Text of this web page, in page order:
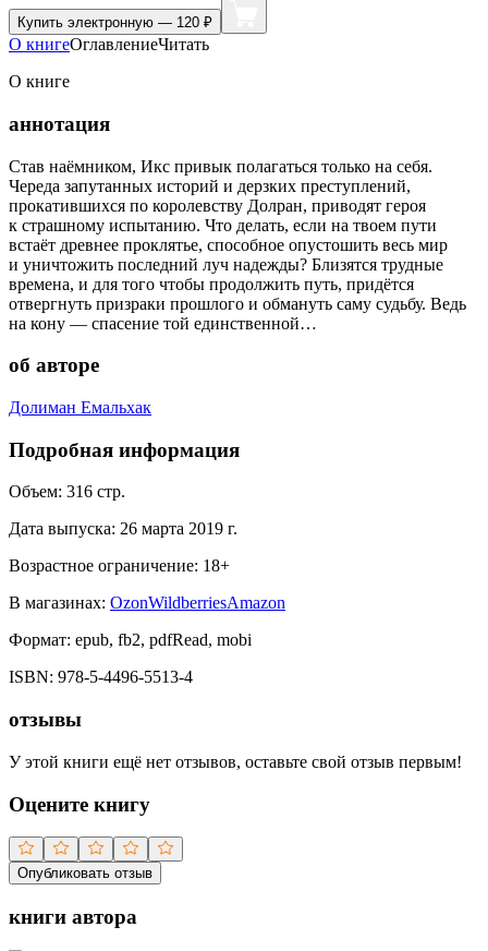
Купить электронную — 120 ₽
О книгеОглавлениеЧитать
О книге
аннотация
Став наёмником, Икс привык полагаться только на себя.
Череда запутанных историй и дерзких преступлений,
прокатившихся по королевству Долран, приводят героя
к страшному испытанию. Что делать, если на твоем пути
встаёт древнее проклятье, способное опустошить весь мир
и уничтожить последний луч надежды? Близятся трудные
времена, и для того чтобы продолжить путь, придётся
отвергнуть призраки прошлого и обмануть саму судьбу. Ведь
на кону — спасение той единственной…
об авторе
Долиман Емальхак
Подробная информация
Объем: 316 стр.
Дата выпуска: 26 марта 2019 г.
Возрастное ограничение: 18+
В магазинах: OzonWildberriesAmazon
Формат: epub, fb2, pdfRead, mobi
ISBN: 978-5-4496-5513-4
отзывы
У этой книги ещё нет отзывов, оставьте свой отзыв первым!
Оцените книгу
Опубликовать отзыв
книги автора